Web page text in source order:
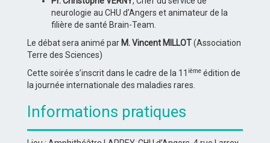
neurologie au CHU d’Angers et animateur de la
filière de santé Brain-Team.
Le débat sera animé par M. Vincent MILLOT(Association
Terre des Sciences)
Cette soirée s’inscrit dans le cadre de la 11 ième édition de
la journée internationale des maladies rares.
Informations pratiques